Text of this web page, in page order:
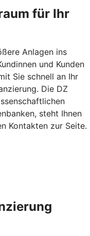
für Ihr
Anlagen ins
und Kunden
Sie schnell an Ihr
Die DZ
steht Ihnen
Kontakten zur Seite.